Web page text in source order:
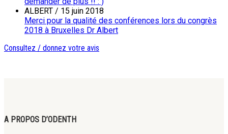
ALBERT / 15 juin 2018
Merci pour la qualité des conférences lors du congrès
2018 à Bruxelles Dr Albert
Consultez / donnez votre avis
A PROPOS D’ODENTH